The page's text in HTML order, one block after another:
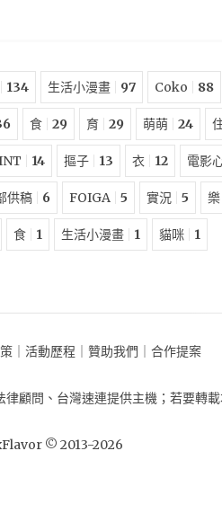
134 生活小漫畫 97 Coko 88
食 29 育 29 萌萌 24
14 摳子 13 衣 12 電影
供稿 6 FOIGA 5 實況 5 樂
食 1 生活小漫畫 1 貓咪 1
活動歷程 贊助我們 合作提案
律顧問 、 台灣速連提供主機 ； 若要轉
© 2013-2026